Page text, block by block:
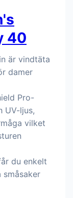
40
är vindtäta
damer
Pro-
UV-ljus,
vilket
du enkelt